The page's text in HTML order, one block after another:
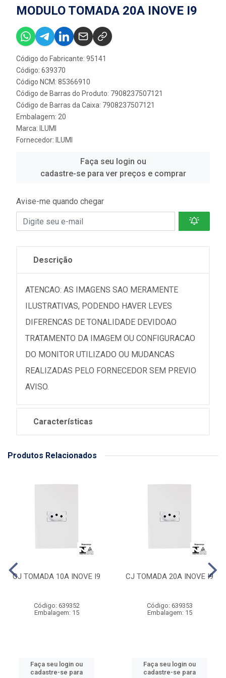
MODULO TOMADA 20A INOVE I9
Código do Fabricante: 95141
Código: 639370
Código NCM: 85366910
Código de Barras do Produto: 7908237507121
Código de Barras da Caixa: 7908237507121
Embalagem: 20
Marca:
ILUMI
Fornecedor:
ILUMI
Faça seu login ou
cadastre-se para ver preços e comprar
Avise-me quando chegar
Descrição
ATENCAO: AS IMAGENS SAO MERAMENTE
ILUSTRATIVAS, PODENDO HAVER LEVES
DIFERENCAS DE TONALIDADE DEVIDOAO
TRATAMENTO DA IMAGEM OU CONFIGURACAO
DO MONITOR UTILIZADO OU MUDANCAS
REALIZADAS PELO FORNECEDOR SEM PREVIO
AVISO.
Características
Produtos Relacionados
CJ TOMADA 10A INOVE I9
Código: 639352
Embalagem: 15
Faça seu login ou
cadastre-se para
CJ TOMADA 20A INOVE I9
Código: 639353
Embalagem: 15
Faça seu login ou
cadastre-se para